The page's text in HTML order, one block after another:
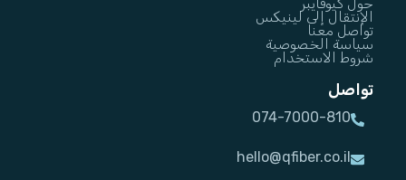
الإنتقال إلى لينيكس
تواصل معنا
سياسة الخصوصية
شروط الاستخدام
تواصل
074-7000-810
hello@qfiber.co.il